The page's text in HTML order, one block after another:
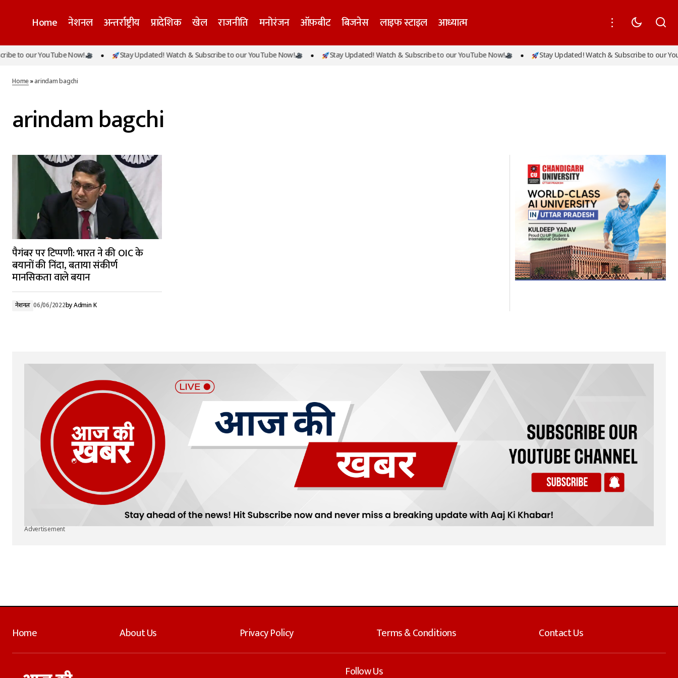
Home नेशनल अन्तर्राष्ट्रीय प्रादेशिक खेल राजनीति मनोरंजन ऑफ़बीट बिजनेस लाइफ स्टाइल आध्यात्म
to our YouTube Now! Stay Updated! Watch & Subscribe to our YouTube Now! Stay Updated! Watch & Subscribe to our YouTube Now! Stay Updated! Watch & Subscribe to our
Home»arindam bagchi
arindam bagchi
पैगंबर पर टिप्पणी: भारत ने की OIC के
बयानों की निंदा, बताया संकीर्ण
मानसिकता वाले बयान
नेशनल 06/06/2022byAdmin K
Advertisement
Home About Us Privacy Policy Terms & Conditions Contact Us
Follow Us